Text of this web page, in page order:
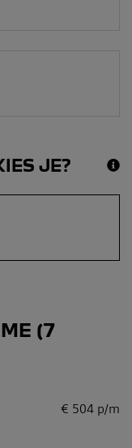
JE?
(7
€ 504 p/m